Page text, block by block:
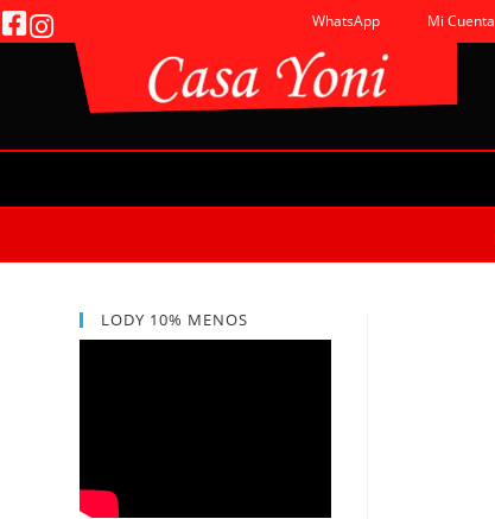
WhatsApp Mi Cuenta
LODY 10% MENOS